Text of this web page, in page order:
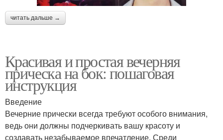
читать дальше →
Красивая и простая вечерняя
прическа на бок: пошаговая
инструкция
Введение
Вечерние прически всегда требуют особого внимания,
ведь они должны подчеркивать вашу красоту и
создавать незабываемое впечатление. Среди